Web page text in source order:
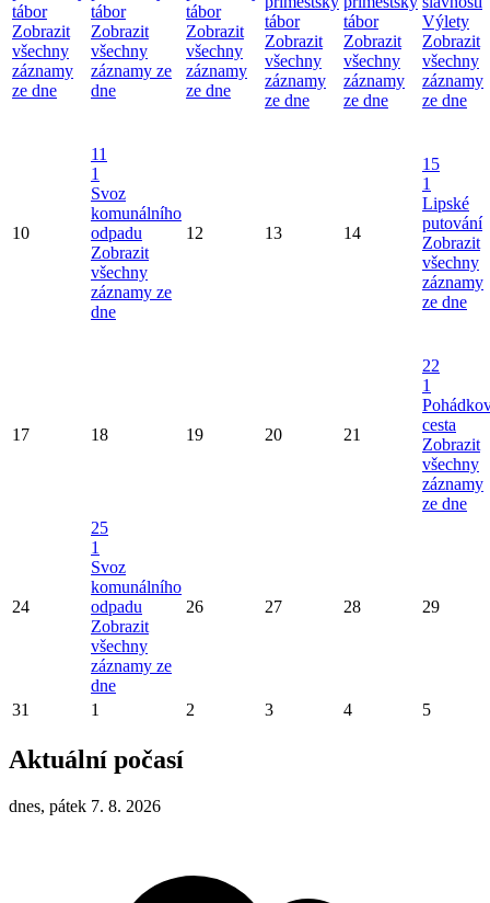
tábor
Zobrazit
všechny
záznamy
ze dne
tábor
Zobrazit
všechny
záznamy ze
dne
tábor
Zobrazit
všechny
záznamy
ze dne
tábor
Zobrazit
všechny
záznamy
ze dne
tábor
Zobrazit
všechny
záznamy
ze dne
Výlety
Zobrazit
všechny
záznamy
ze dne
10
11
1
Svoz
komunálního
odpadu
Zobrazit
všechny
záznamy ze
dne
12 13 14
15
1
Lipské
putování
Zobrazit
všechny
záznamy
ze dne
17 18 19 20 21
22
1
cesta
Zobrazit
všechny
záznamy
ze dne
24
25
1
Svoz
komunálního
odpadu
Zobrazit
všechny
záznamy ze
dne
26 27 28 29
31 1 2 3 4 5
Aktuální počasí
dnes, pátek 7. 8. 2026